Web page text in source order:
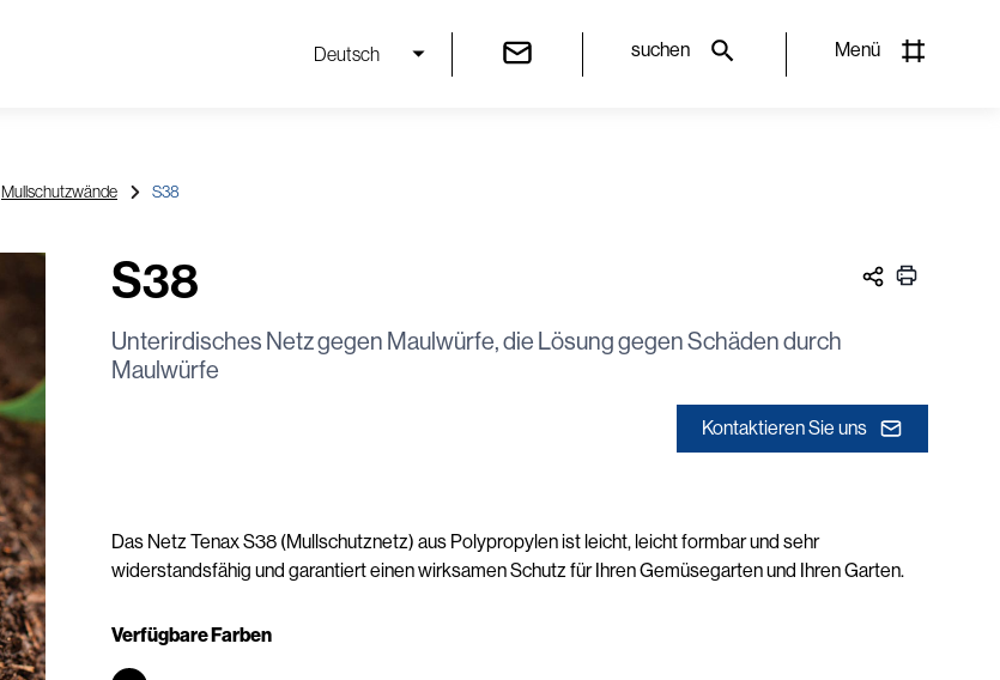
Deutsch suchen Menü
Mullschutzwände S38
S38
Unterirdisches Netz gegen Maulwürfe, die Lösung gegen Schäden durch
Maulwürfe
Kontaktieren Sie uns
Das Netz Tenax S38 (Mullschutznetz) aus Polypropylen ist leicht, leicht formbar und sehr
widerstandsfähig und garantiert einen wirksamen Schutz für Ihren Gemüsegarten und Ihren Garten.
Verfügbare Farben